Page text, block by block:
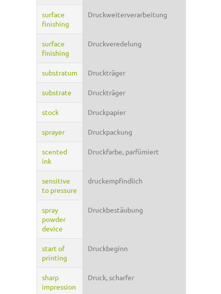
surface
finishing
Druckweiterverarbeitung
surface
finishing
Druckveredelung
substratum Druckträger
substrate Druckträger
stock Druckpapier
sprayer Druckpackung
scented
ink
Druckfarbe, parfümiert
sensitive
to pressure
druckempfindlich
spray
powder
device
Druckbestäubung
start of
printing
Druckbeginn
sharp
impression
Druck, scharfer